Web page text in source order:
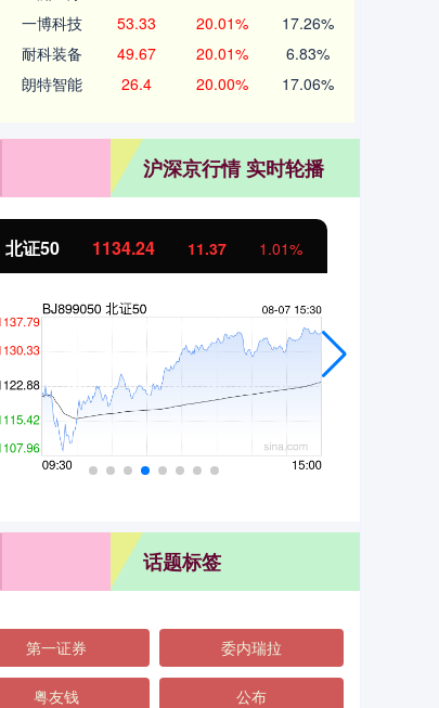
一博科技 53.33 20.01% 17.26%
耐科装备 49.67 20.01% 6.83%
朗特智能 26.4 20.00% 17.06%
沪深京行情 实时轮播
北证50 1134.24 11.37 1.01%
话题标签
第一证券 委内瑞拉
粤友钱 公布